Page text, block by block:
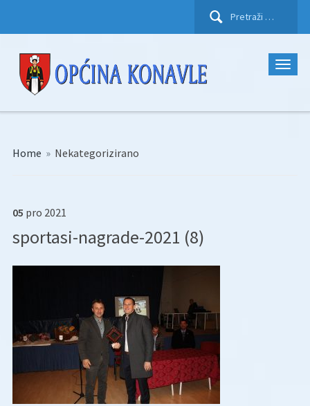
Pretraži:
Home » Nekategorizirano
05 pro 2021
sportasi-nagrade-2021 (8)